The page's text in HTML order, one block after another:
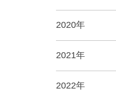
2020年
2021年
2022年